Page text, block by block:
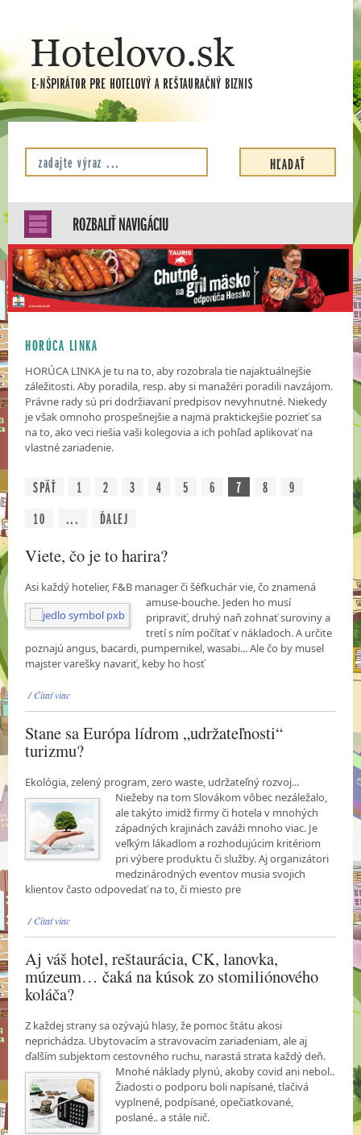
ROZBALIŤ NAVIGÁCIU
HORÚCA LINKA
HORÚCA LINKA je tu na to, aby rozobrala tie najaktuálnejšie
záležitosti. Aby poradila, resp. aby si manažéri poradili navzájom.
Právne rady sú pri dodržiavaní predpisov nevyhnutné. Niekedy
je však omnoho prospešnejšie a najmä praktickejšie pozrieť sa
na to, ako veci riešia vaši kolegovia a ich pohľad aplikovať na
vlastné zariadenie.
SPÄŤ 1 2 3 4 5 6 7 8
9
10
... ĎALEJ
Viete, čo je to harira?
Asi každý hotelier, F&B manager či šéfkuchár vie, čo znamená
amuse-bouche. Jeden ho musí
pripraviť, druhý naň zohnať suroviny a
tretí s ním počítať v nákladoch. A určite
poznajú angus, bacardi, pumpernikel, wasabi... Ale čo by musel
majster varešky navariť, keby ho hosť
/Čítať viac
Stane sa Európa lídrom „udržateľnosti“
turizmu?
Ekológia, zelený program, zero waste, udržateľný rozvoj...
Niežeby na tom Slovákom vôbec nezáležalo,
ale takýto imidž firmy či hotela v mnohých
západných krajinách zaváži mnoho viac. Je
veľkým lákadlom a rozhodujúcim kritériom
pri výbere produktu či služby. Aj organizátori
medzinárodných eventov musia svojich
klientov často odpovedať na to, či miesto pre
/Čítať viac
Aj váš hotel, reštaurácia, CK, lanovka,
múzeum… čaká na kúsok zo stomiliónového
koláča?
Z každej strany sa ozývajú hlasy, že pomoc štátu akosi
neprichádza. Ubytovacím a stravovacím zariadeniam, ale aj
ďalším subjektom cestovného ruchu, narastá strata každý deň.
Mnohé náklady plynú, akoby covid ani nebol..
Žiadosti o podporu boli napísané, tlačivá
vyplnené, podpísané, opečiatkované,
poslané.. a stále nič.